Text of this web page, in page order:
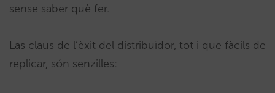
sense saber què fer.
Las claus de l’èxit del distribuïdor, tot i que fàcils de
replicar, són senzilles: